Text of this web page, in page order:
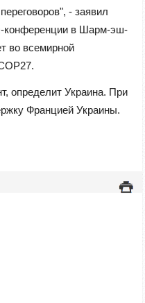
- заявил
конференции в Шарм-эш-
во всемирной
определит Украина. При
Францией Украины.